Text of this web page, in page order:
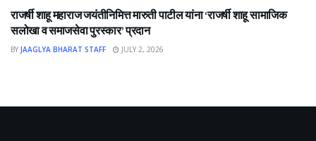
राजर्षी शाहू महाराज जयंतीनिमित्त मारुती पाटील यांना ‘राजर्षी शाहू सामाजिक
सलोखा व समाजसेवा पुरस्कार’ प्रदान
BY JAAGLYA BHARAT STAFF JULY 2, 2026